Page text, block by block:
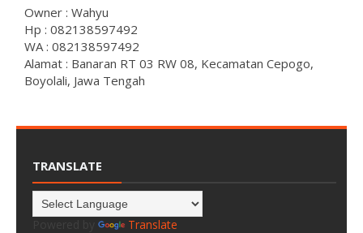
Owner : Wahyu
Hp : 082138597492
WA : 082138597492
Alamat : Banaran RT 03 RW 08, Kecamatan Cepogo,
Boyolali, Jawa Tengah
TRANSLATE
Translate